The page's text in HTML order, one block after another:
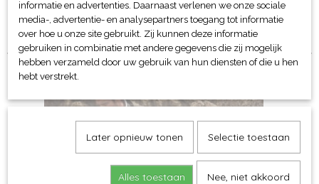
Sorteer op:
informatie en advertenties. Daarnaast verlenen we onze sociale
media-, advertentie- en analysepartners toegang tot informatie
over hoe u onze site gebruikt. Zij kunnen deze informatie
gebruiken in combinatie met andere gegevens die zij mogelijk
hebben verzameld door uw gebruik van hun diensten of die u hen
hebt verstrekt.
Later opnieuw tonen Selectie toestaan
Alles toestaan Nee, niet akkoord